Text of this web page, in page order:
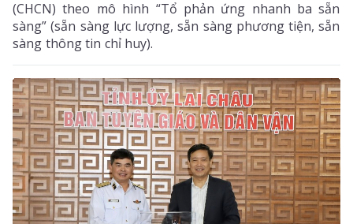
(CHCN) theo mô hình “Tổ phản ứng nhanh ba sẵn
sàng” (sẵn sàng lực lượng, sẵn sàng phương tiện, sẵn
sàng thông tin chỉ huy).